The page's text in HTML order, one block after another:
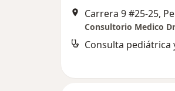
Carrera 9 #25-25,
Consulta pediátrica